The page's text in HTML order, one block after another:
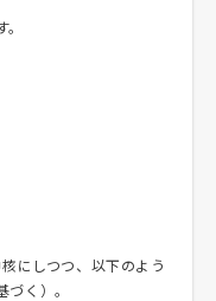
にしつつ、以下のよう
く）。